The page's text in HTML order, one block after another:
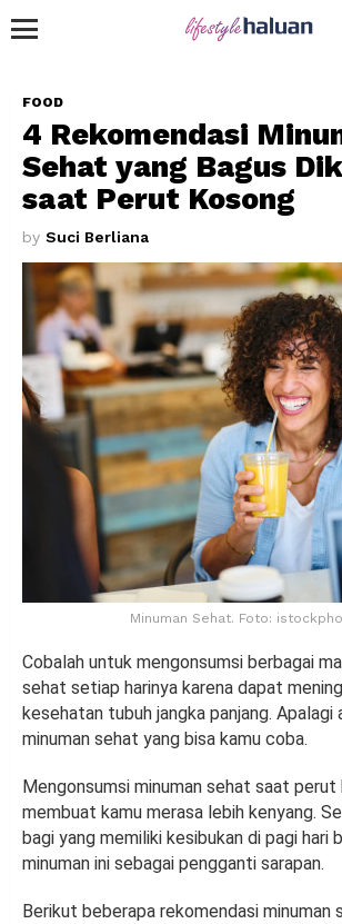
FOOD
4 Rekomendasi
Sehat yang Bagus
saat Perut Kosong
by Suci Berliana
Minuman Sehat. Foto:
Cobalah untuk mengonsumsi berbagai
sehat setiap harinya karena dapat
kesehatan tubuh jangka panjang. Apalagi
minuman sehat yang bisa kamu coba.
Mengonsumsi minuman sehat saat perut
membuat kamu merasa lebih kenyang.
bagi yang memiliki kesibukan di pagi hari
minuman ini sebagai pengganti sarapan.
Berikut beberapa rekomendasi minuman